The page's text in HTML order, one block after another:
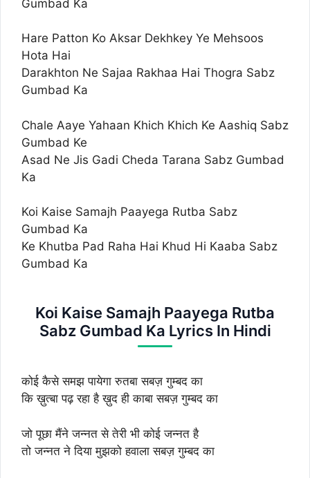
Gumbad Ka
Hare Patton Ko Aksar Dekhkey Ye Mehsoos
Hota Hai
Darakhton Ne Sajaa Rakhaa Hai Thogra Sabz
Gumbad Ka
Chale Aaye Yahaan Khich Khich Ke Aashiq Sabz
Gumbad Ke
Asad Ne Jis Gadi Cheda Tarana Sabz Gumbad
Ka
Koi Kaise Samajh Paayega Rutba Sabz
Gumbad Ka
Ke Khutba Pad Raha Hai Khud Hi Kaaba Sabz
Gumbad Ka
Koi Kaise Samajh Paayega Rutba
Sabz Gumbad Ka Lyrics In Hindi
कोई कैसे समझ पायेगा रुतबा सबज़ गुम्बद का
कि ख़ुत्बा पढ़ रहा है ख़ुद ही काबा सबज़ गुम्बद का
जो पूछा मैंने जन्नत से तेरी भी कोई जन्नत है
तो जन्नत ने दिया मुझको हवाला सबज़ गुम्बद का